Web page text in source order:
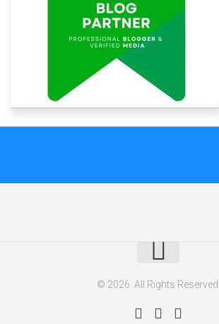
© 2026. All Rights Reserved.